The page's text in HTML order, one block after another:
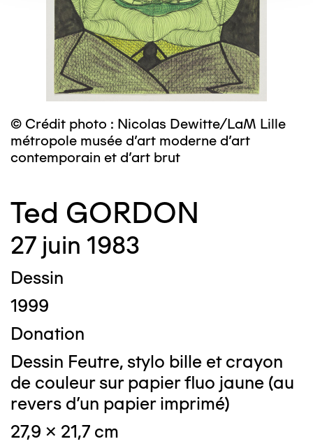
© Crédit photo : Nicolas Dewitte/LaM Lille
métropole musée d’art moderne d’art
contemporain et d’art brut
Ted GORDON
27 juin 1983
Dessin
1999
Donation
Dessin Feutre, stylo bille et crayon
de couleur sur papier fluo jaune (au
revers d'un papier imprimé)
27,9 x 21,7 cm